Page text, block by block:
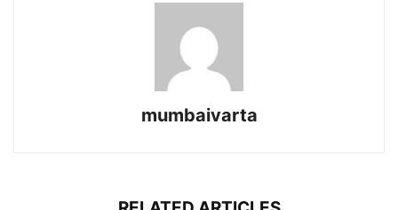
mumbaivarta